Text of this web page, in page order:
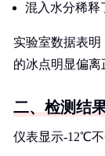
混入水分稀释
实验室数据表
的冰点明显偏离
二、检测结
仪表显示-12℃不